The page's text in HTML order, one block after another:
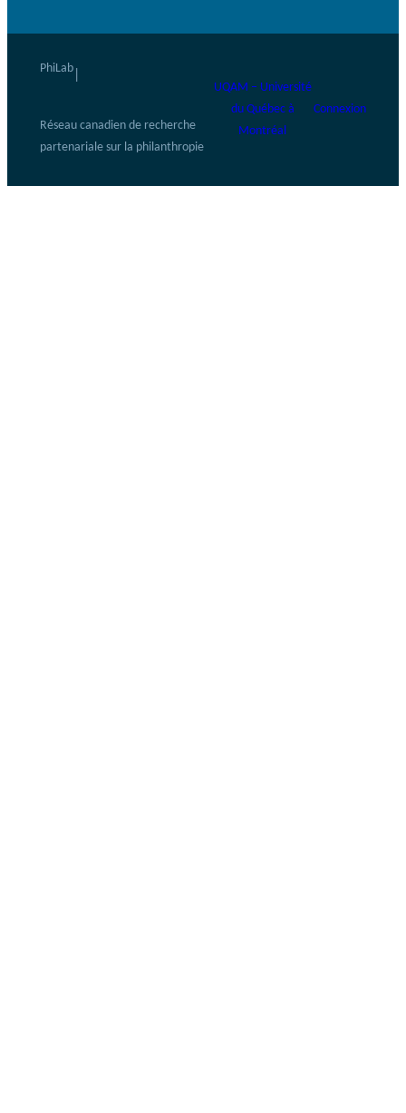
PhiLab
Réseau canadien de recherche
partenariale sur la philanthropie
UQAM – Université
du Québec à
Montréal
Connexion